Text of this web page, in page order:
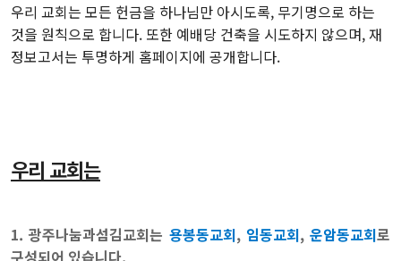
우리 교회는 모든 헌금을 하나님만 아시도록, 무기명으로 하는
것을 원칙으로 합니다. 또한 예배당 건축을 시도하지 않으며, 재
정보고서는 투명하게 홈페이지에 공개합니다.
우리 교회는
1. 광주나눔과섬김교회는 용봉동교회, 임동교회, 운암동교회로
구성되어 있습니다.